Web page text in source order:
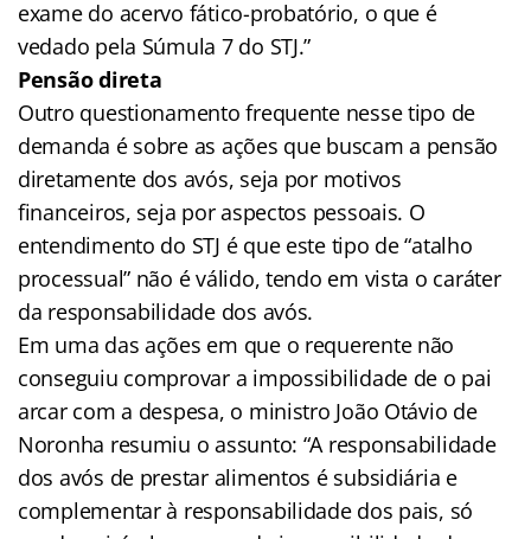
exame do acervo fático-probatório, o que é
vedado pela Súmula 7 do STJ.”
Pensão direta
Outro questionamento frequente nesse tipo de
demanda é sobre as ações que buscam a pensão
diretamente dos avós, seja por motivos
financeiros, seja por aspectos pessoais. O
entendimento do STJ é que este tipo de “atalho
processual” não é válido, tendo em vista o caráter
da responsabilidade dos avós.
Em uma das ações em que o requerente não
conseguiu comprovar a impossibilidade de o pai
arcar com a despesa, o ministro João Otávio de
Noronha resumiu o assunto: “A responsabilidade
dos avós de prestar alimentos é subsidiária e
complementar à responsabilidade dos pais, só